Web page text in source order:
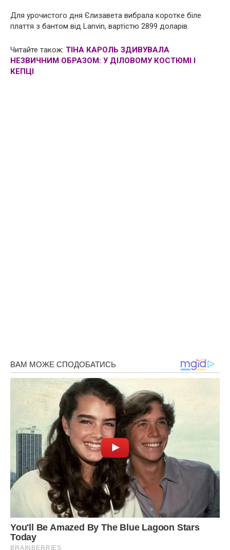
Для урочистого дня Єлизавета вибрала коротке біле
плаття з бантом від Lanvin, вартістю 2899 доларів.
Читайте також: ТІНА КАРОЛЬ ЗДИВУВАЛА
НЕЗВИЧНИМ ОБРАЗОМ: У ДІЛОВОМУ КОСТЮМІ І
КЕПЦІ